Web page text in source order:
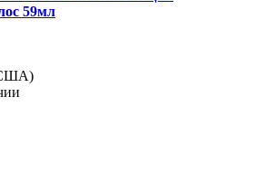
59мл